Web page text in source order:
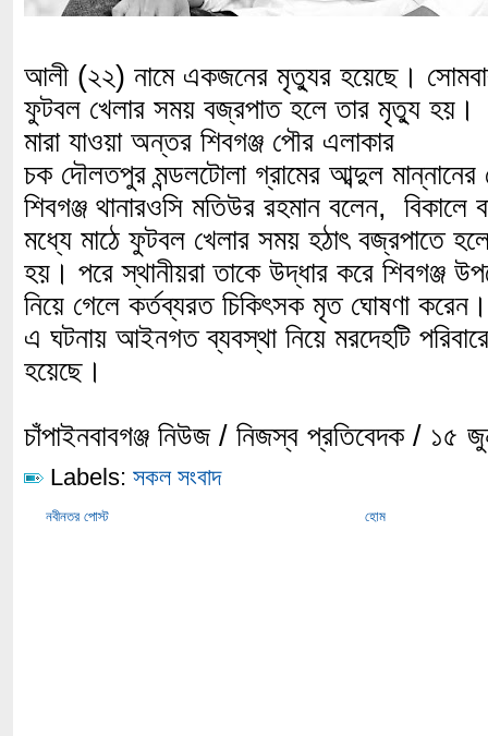
আলী (২২) নামে একজনের মৃত্যুর হয়েছে। সোমবার
ফুটবল খেলার সময় বজ্রপাত হলে তার মৃত্যু হয়।
মারা যাওয়া অন্তর শিবগঞ্জ পৌর এলাকার
চক দৌলতপুর মন্ডলটোলা গ্রামের আব্দুল
শিবগঞ্জ থানারওসি মতিউর রহমান বলেন, বিকালে
মধ্যে মাঠে ফুটবল খেলার সময় হঠাৎ
হয়। পরে স্থানীয়রা তাকে উদ্ধার করে শিবগঞ্জ
নিয়ে গেলে কর্তব্যরত চিকিৎসক মৃত ঘোষণা করেন।
এ ঘটনায় আইনগত ব্যবস্থা নিয়ে মরদেহটি
হয়েছে।
চাঁপাইনবাবগঞ্জ নিউজ / নিজস্ব প্রতিবেদক / ১৫
Labels: সকল সংবাদ
নবীনতর পোস্ট হোম